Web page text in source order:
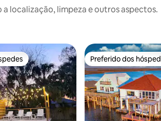
localização, limpeza e outros aspectos.
dos hóspedes Preferido dos
Preferido dos